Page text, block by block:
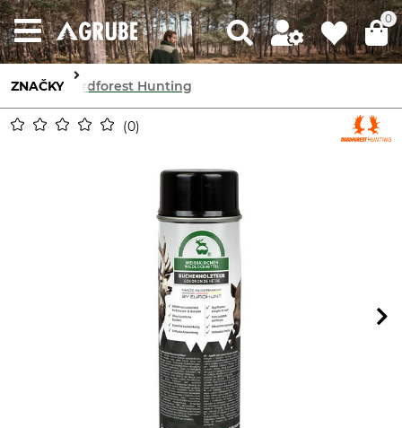
0
ZNAČKY Nordforest Hunting
0